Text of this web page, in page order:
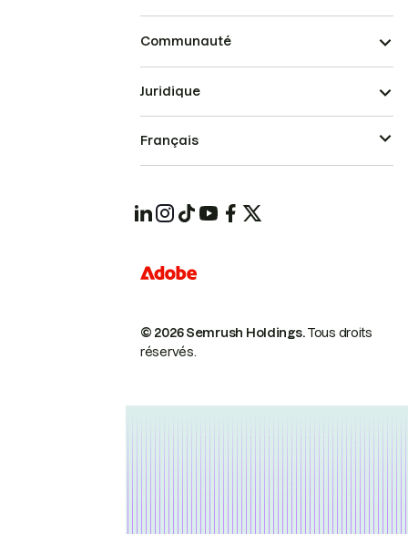
Communauté
© 2026 Semrush Holdings.Tous droits
réservés.
Juridique
Français